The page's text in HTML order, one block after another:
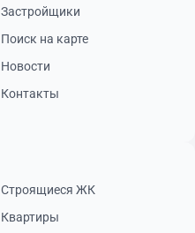
Застройщики
Поиск на карте
Новости
Контакты
Строящиеся ЖК
Квартиры